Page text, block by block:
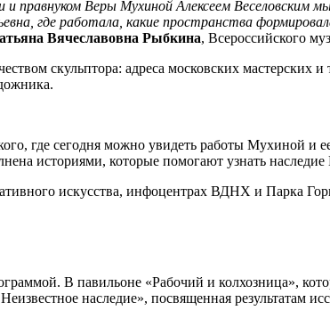
Веры Мухиной Алексеем Веселовским
где работала, какие пространства
Вячеславовна Рыбкина, Всероссийского
скульптора: адреса московских мастерских
где сегодня можно увидеть работы Мухиной и
историями, которые помогают узнать
искусства, инфоцентрах ВДНХ и Парка
В павильоне «Рабочий и колхозница»,
наследие», посвященная результатам